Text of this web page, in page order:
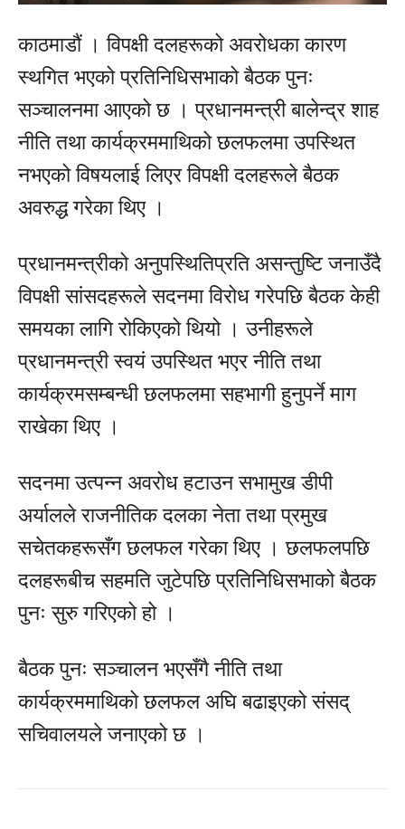
काठमाडौं । विपक्षी दलहरूको अवरोधका कारण
स्थगित भएको प्रतिनिधिसभाको बैठक पुनः
सञ्चालनमा आएको छ । प्रधानमन्त्री बालेन्द्र शाह
नीति तथा कार्यक्रममाथिको छलफलमा उपस्थित
नभएको विषयलाई लिएर विपक्षी दलहरूले बैठक
अवरुद्ध गरेका थिए ।
प्रधानमन्त्रीको अनुपस्थितिप्रति असन्तुष्टि जनाउँदै
विपक्षी सांसदहरूले सदनमा विरोध गरेपछि बैठक केही
समयका लागि रोकिएको थियो । उनीहरूले
प्रधानमन्त्री स्वयं उपस्थित भएर नीति तथा
कार्यक्रमसम्बन्धी छलफलमा सहभागी हुनुपर्ने माग
राखेका थिए ।
सदनमा उत्पन्न अवरोध हटाउन सभामुख डीपी
अर्यालले राजनीतिक दलका नेता तथा प्रमुख
सचेतकहरूसँग छलफल गरेका थिए । छलफलपछि
दलहरूबीच सहमति जुटेपछि प्रतिनिधिसभाको बैठक
पुनः सुरु गरिएको हो ।
बैठक पुनः सञ्चालन भएसँगै नीति तथा
कार्यक्रममाथिको छलफल अघि बढाइएको संसद्
सचिवालयले जनाएको छ ।